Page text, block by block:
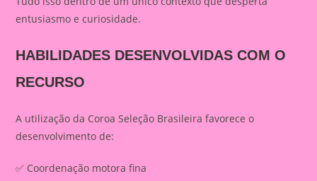
entusiasmo e curiosidade.
HABILIDADES DESENVOLVIDAS COM O
RECURSO
A utilização da Coroa Seleção Brasileira favorece o
desenvolvimento de:
✅ Coordenação motora fina